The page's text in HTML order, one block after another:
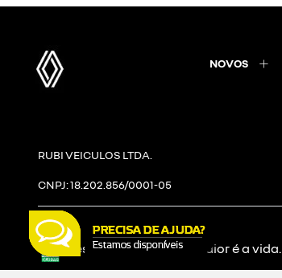
CNPJ: 18.202.856/0001-05
Desacelere. Seu bem maior é a vida.